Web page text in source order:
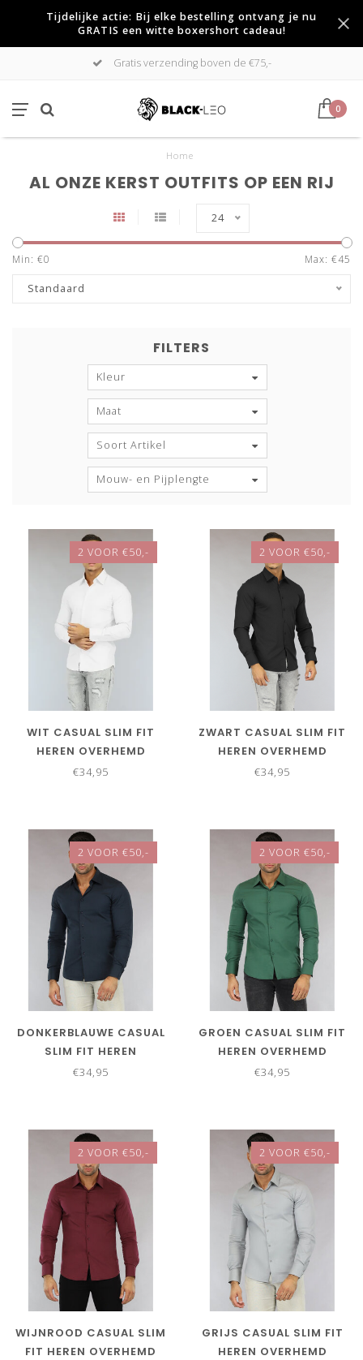
Tijdelijke actie: Bij elke bestelling ontvang je nu
GRATIS een witte boxershort cadeau!
Gratis verzending boven de €75,-
0
Home
AL ONZE KERST OUTFITS OP EEN RIJ
24
Min: €0 Max: €45
Standaard
FILTERS
Kleur
Maat
Soort Artikel
Mouw- en Pijplengte
2 VOOR €50,-
WIT CASUAL SLIM FIT
HEREN OVERHEMD
€34,95
2 VOOR €50,-
ZWART CASUAL SLIM FIT
HEREN OVERHEMD
€34,95
2 VOOR €50,-
DONKERBLAUWE CASUAL
SLIM FIT HEREN
OVERHEMD
€34,95
2 VOOR €50,-
GROEN CASUAL SLIM FIT
HEREN OVERHEMD
€34,95
2 VOOR €50,-
WIJNROOD CASUAL SLIM
FIT HEREN OVERHEMD
2 VOOR €50,-
GRIJS CASUAL SLIM FIT
HEREN OVERHEMD